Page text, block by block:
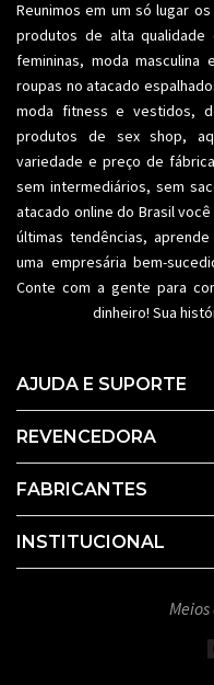
Reunimos em um só lugar
produtos de alta
femininas, moda masculina
roupas no atacado
moda fitness e vestidos,
produtos de sex shop,
variedade e preço de
sem intermediários, sem
atacado online do Brasil
últimas tendências,
uma empresária bem-
Conte com a gente para
dinheiro! Sua
AJUDA E SUPORTE
REVENCEDORA
FABRICANTES
INSTITUCIONAL